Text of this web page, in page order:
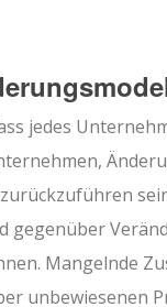
jedes
gegenüber
Mangelnde
unbewiesenen